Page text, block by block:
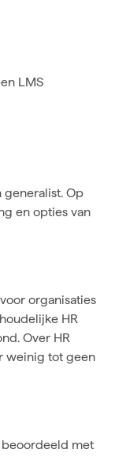
LMS
Op
en opties van
organisaties
HR
Over HR
weinig tot geen
met